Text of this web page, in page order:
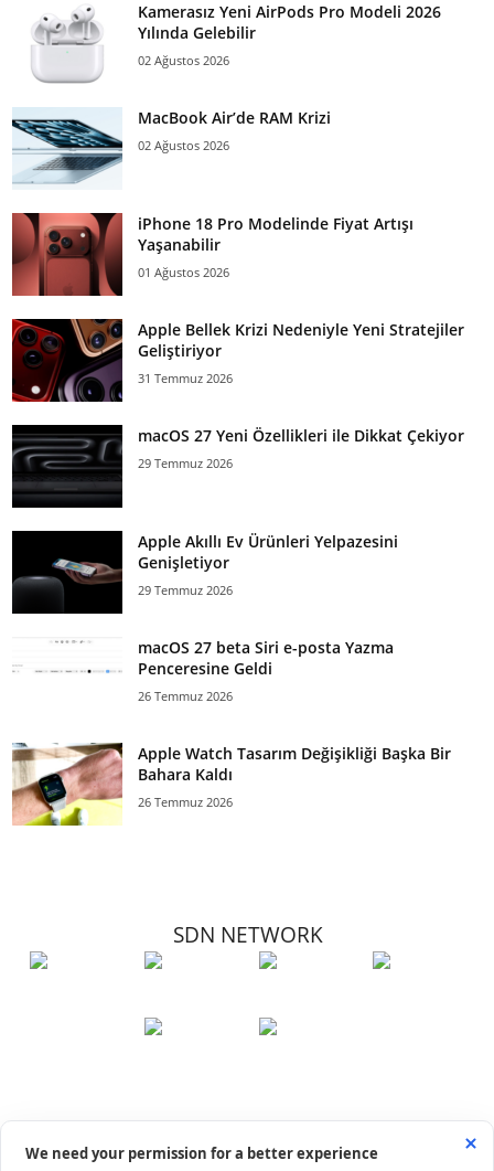
Kamerasız Yeni AirPods Pro Modeli 2026
Yılında Gelebilir
02 Ağustos 2026
MacBook Air’de RAM Krizi
02 Ağustos 2026
iPhone 18 Pro Modelinde Fiyat Artışı
Yaşanabilir
01 Ağustos 2026
Apple Bellek Krizi Nedeniyle Yeni Stratejiler
Geliştiriyor
31 Temmuz 2026
macOS 27 Yeni Özellikleri ile Dikkat Çekiyor
29 Temmuz 2026
Apple Akıllı Ev Ürünleri Yelpazesini
Genişletiyor
29 Temmuz 2026
macOS 27 beta Siri e-posta Yazma
Penceresine Geldi
26 Temmuz 2026
Apple Watch Tasarım Değişikliği Başka Bir
Bahara Kaldı
26 Temmuz 2026
SDN NETWORK